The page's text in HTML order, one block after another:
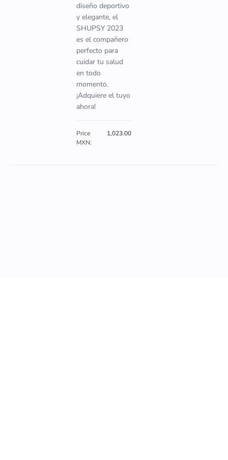
diseño deportivo
y elegante, el
SHUPSY 2023
es el compañero
perfecto para
cuidar tu salud
en todo
momento.
¡Adquiere el tuyo
ahora!
Price
MXN:
1,023.00